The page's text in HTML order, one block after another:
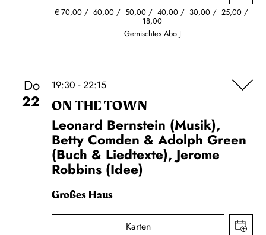
€ 70,00 60,00 50,00 40,00 30,00 25,00
18,00
Gemischtes Abo J
Do
22
19:30 - 22:15
ON THE TOWN
Leonard Bernstein (Musik),
Betty Comden & Adolph Green
(Buch & Liedtexte), Jerome
Robbins (Idee)
Großes Haus
Karten